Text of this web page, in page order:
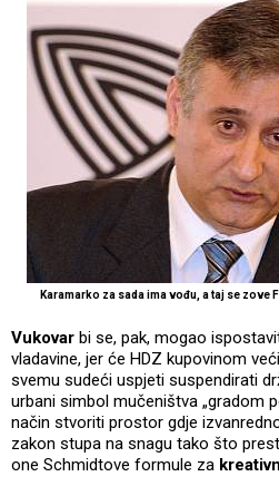
Karamarko za sada ima vođu, a taj se zove
Vukovar bi se, pak, mogao
vladavine, jer će HDZ kupovinom
svemu sudeći uspjeti suspendirati
urbani simbol mučeništva „gradom
način stvoriti prostor gdje
zakon stupa na snagu tako što
one Schmidtove formule za